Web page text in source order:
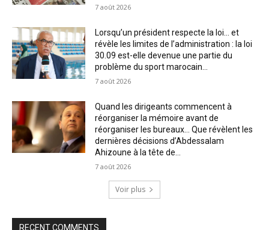
7 août 2026
Lorsqu’un président respecte la loi… et
révèle les limites de l’administration : la loi
30.09 est-elle devenue une partie du
problème du sport marocain...
7 août 2026
Quand les dirigeants commencent à
réorganiser la mémoire avant de
réorganiser les bureaux… Que révèlent les
dernières décisions d’Abdessalam
Ahizoune à la tête de...
7 août 2026
Voir plus
RECENT COMMENTS